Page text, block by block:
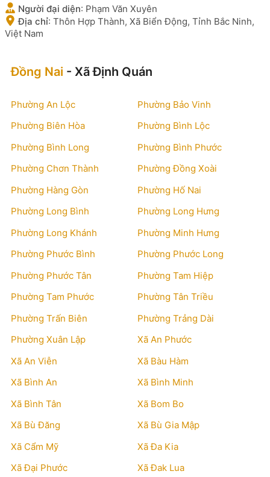
Người đại diện: Phạm Văn Xuyên
Địa chỉ: Thôn Hợp Thành, Xã Biển Động, Tỉnh Bắc Ninh,
Việt Nam
Đồng Nai - Xã Định Quán
Phường An Lộc
Phường Bảo Vinh
Phường Biên Hòa
Phường Bình Lộc
Phường Bình Long
Phường Bình Phước
Phường Chơn Thành
Phường Đồng Xoài
Phường Hàng Gòn
Phường Hố Nai
Phường Long Bình
Phường Long Hưng
Phường Long Khánh
Phường Minh Hưng
Phường Phước Bình
Phường Phước Long
Phường Phước Tân
Phường Tam Hiệp
Phường Tam Phước
Phường Tân Triều
Phường Trấn Biên
Phường Trảng Dài
Phường Xuân Lập
Xã An Phước
Xã An Viễn
Xã Bàu Hàm
Xã Bình An
Xã Bình Minh
Xã Bình Tân
Xã Bom Bo
Xã Bù Đăng
Xã Bù Gia Mập
Xã Cẩm Mỹ
Xã Đa Kia
Xã Đại Phước
Xã Đak Lua